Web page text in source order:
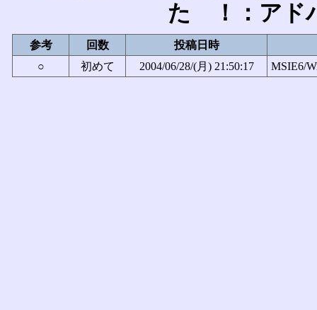
た ！：アド
参考 回数
投稿日時
○
初めて 2004/06/28/(月) 21:50:17 MSIE6/